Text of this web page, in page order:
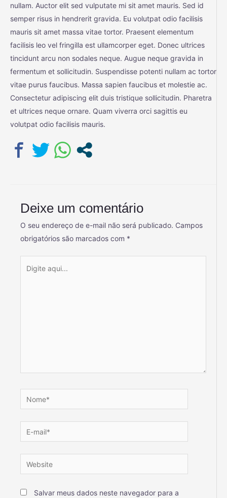
nullam. Auctor elit sed vulputate mi sit amet mauris. Sed id
semper risus in hendrerit gravida. Eu volutpat odio facilisis
mauris sit amet massa vitae tortor. Praesent elementum
facilisis leo vel fringilla est ullamcorper eget. Donec ultrices
tincidunt arcu non sodales neque. Augue neque gravida in
fermentum et sollicitudin. Suspendisse potenti nullam ac tortor
vitae purus faucibus. Massa sapien faucibus et molestie ac.
Consectetur adipiscing elit duis tristique sollicitudin. Pharetra
et ultrices neque ornare. Quam viverra orci sagittis eu
volutpat odio facilisis mauris.
Deixe um comentário
O seu endereço de e-mail não será publicado. Campos
obrigatórios são marcados com *
Salvar meus dados neste navegador para a